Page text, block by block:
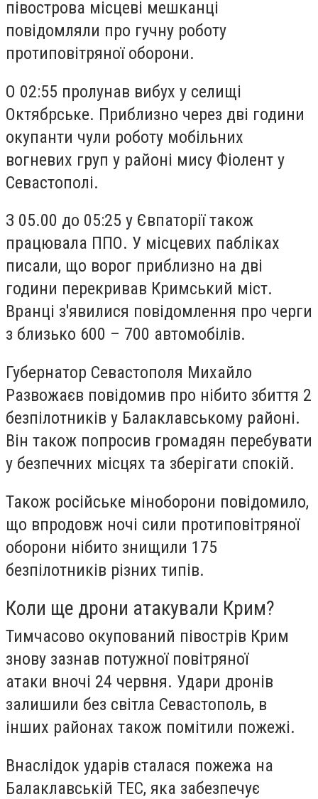
півострова місцеві мешканці
повідомляли про гучну роботу
протиповітряної оборони.
О 02:55 пролунав вибух у селищі
Октябрське. Приблизно через дві години
окупанти чули роботу мобільних
вогневих груп у районі мису Фіолент у
Севастополі.
З 05.00 до 05:25 у Євпаторії також
працювала ППО. У місцевих пабліках
писали, що ворог приблизно на дві
години перекривав Кримський міст.
Вранці з'явилися повідомлення про черги
з близько 600 – 700 автомобілів.
Губернатор Севастополя Михайло
Развожаєв повідомив про нібито збиття 2
безпілотників у Балаклавському районі.
Він також попросив громадян перебувати
у безпечних місцях та зберігати спокій.
Також російське міноборони повідомило,
що впродовж ночі сили протиповітряної
оборони нібито знищили 175
безпілотників різних типів.
Коли ще дрони атакували Крим?
Тимчасово окупований півострів Крим
знову зазнав потужної повітряної
атаки вночі 24 червня. Удари дронів
залишили без світла Севастополь, в
інших районах також помітили пожежі.
Внаслідок ударів сталася пожежа на
Балаклавській ТЕС, яка забезпечує